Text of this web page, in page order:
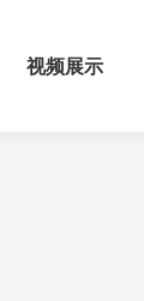
视频展示